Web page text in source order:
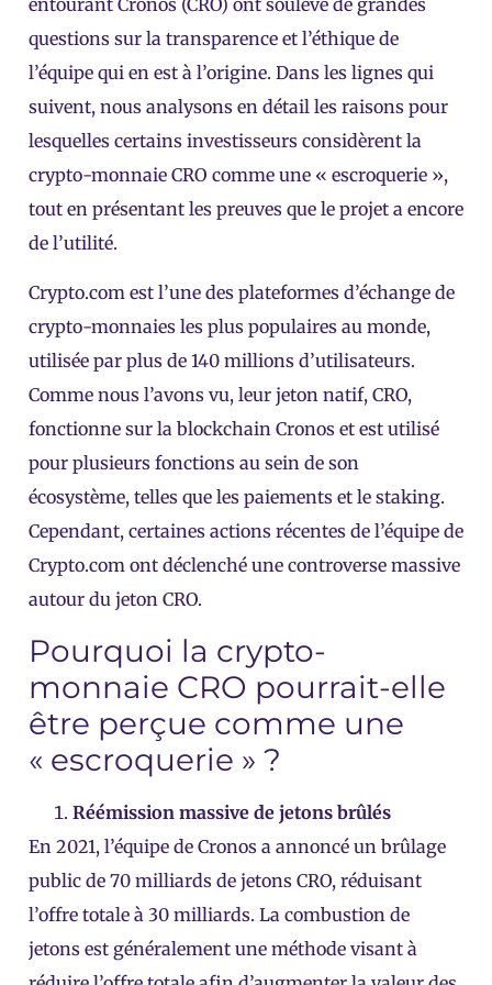
questions sur la transparence et l’éthique de
l’équipe qui en est à l’origine. Dans les lignes qui
suivent, nous analysons en détail les raisons pour
lesquelles certains investisseurs considèrent la
crypto-monnaie CRO comme une « escroquerie »,
tout en présentant les preuves que le projet a encore
de l’utilité.
Crypto.com est l’une des plateformes d’échange de
crypto-monnaies les plus populaires au monde,
utilisée par plus de 140 millions d’utilisateurs.
Comme nous l’avons vu, leur jeton natif, CRO,
fonctionne sur la blockchain Cronos et est utilisé
pour plusieurs fonctions au sein de son
écosystème, telles que les paiements et le staking.
Cependant, certaines actions récentes de l’équipe de
Crypto.com ont déclenché une controverse massive
autour du jeton CRO.
Pourquoi la crypto-
monnaie CRO pourrait-elle
être perçue comme une
« escroquerie » ?
Réémission massive de jetons brûlés
En 2021, l’équipe de Cronos a annoncé un brûlage
public de 70 milliards de jetons CRO, réduisant
l’offre totale à 30 milliards. La combustion de
jetons est généralement une méthode visant à